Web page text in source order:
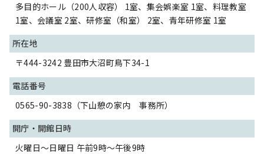
多目的ホール（200人収容） 1室、集会娯楽室 1室、料理教室
1室、会議室 2室、研修室（和室） 2室、青年研修室 1室
所在地
〒444-3242 豊田市大沼町鳥下34-1
電話番号
0565-90-3838（下山憩の家内 事務所）
開庁・開館日時
火曜日～日曜日 午前9時～午後9時